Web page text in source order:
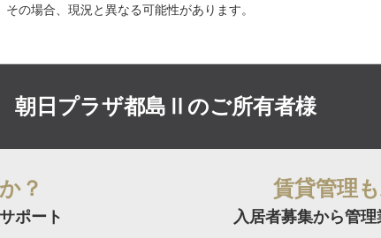
の場合、現況と異なる可能性があります。
朝日プラザ都島Ⅱのご所有者様
？
ポート
賃貸管理
入居者募集から管